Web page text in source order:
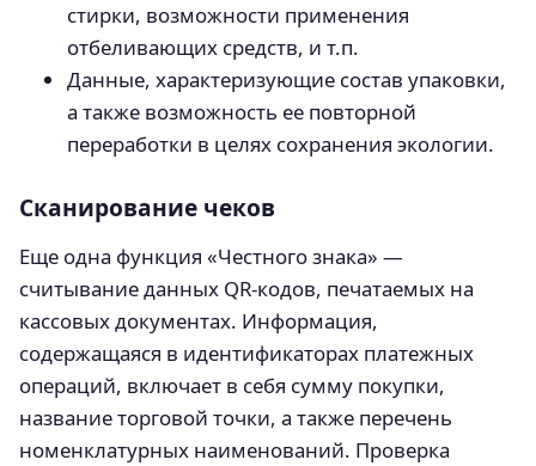
стирки, возможности применения
отбеливающих средств, и т.п.
Данные, характеризующие состав упаковки,
а также возможность ее повторной
переработки в целях сохранения экологии.
Сканирование чеков
Еще одна функция «Честного знака» —
считывание данных QR-кодов, печатаемых на
кассовых документах. Информация,
содержащаяся в идентификаторах платежных
операций, включает в себя сумму покупки,
название торговой точки, а также перечень
номенклатурных наименований. Проверка